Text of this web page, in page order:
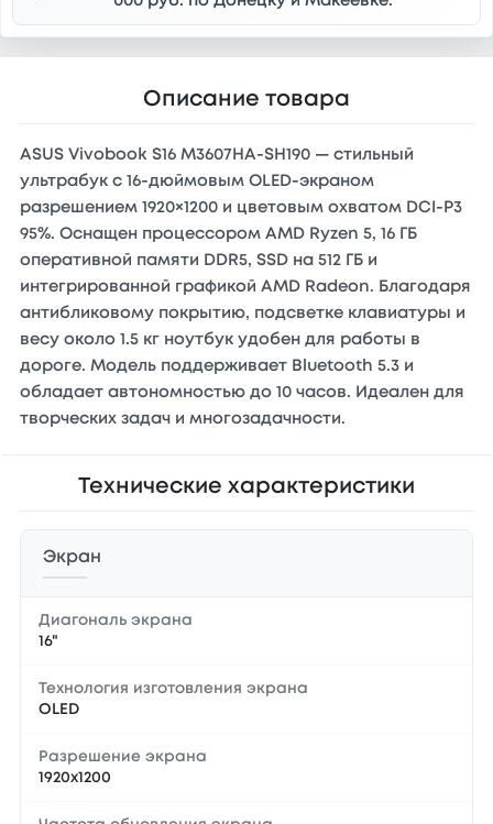
Описание товара
ASUS Vivobook S16 M3607HA-SH190 — стильный
ультрабук с 16-дюймовым OLED-экраном
разрешением 1920×1200 и цветовым охватом DCI-P3
95%. Оснащен процессором AMD Ryzen 5, 16 ГБ
оперативной памяти DDR5, SSD на 512 ГБ и
интегрированной графикой AMD Radeon. Благодаря
антибликовому покрытию, подсветке клавиатуры и
весу около 1.5 кг ноутбук удобен для работы в
дороге. Модель поддерживает Bluetooth 5.3 и
обладает автономностью до 10 часов. Идеален для
творческих задач и многозадачности.
Технические характеристики
Экран
Диагональ экрана
16"
Технология изготовления экрана
OLED
Разрешение экрана
1920x1200